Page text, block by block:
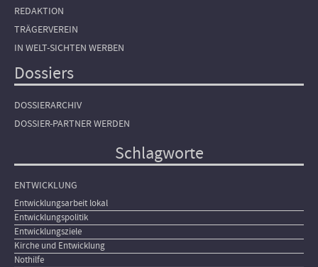
REDAKTION
TRÄGERVEREIN
IN WELT-SICHTEN WERBEN
Dossiers
DOSSIERARCHIV
DOSSIER-PARTNER WERDEN
Schlagworte
ENTWICKLUNG
Entwicklungsarbeit lokal
Entwicklungspolitik
Entwicklungsziele
Kirche und Entwicklung
Nothilfe